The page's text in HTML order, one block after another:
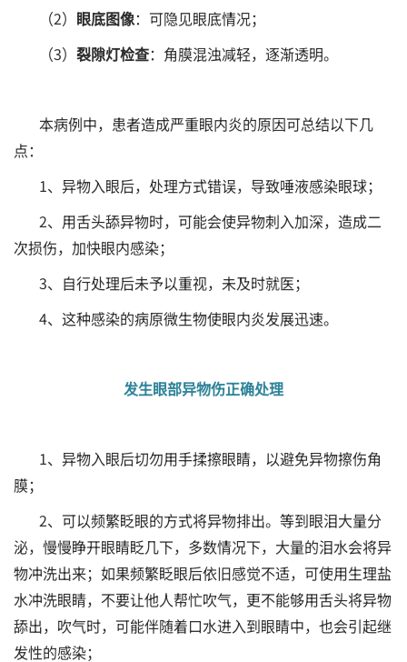
（2） 眼底图像：可隐见眼底情况；
（3） 裂隙灯检查：角膜混浊减轻，逐渐透明。
本病例中，患者造成严重眼内炎的原因可总结以下几
点：
1、异物入眼后，处理方式错误，导致唾液感染眼球；
2、用舌头舔异物时，可能会使异物刺入加深，造成二
次损伤，加快眼内感染；
3、自行处理后未予以重视，未及时就医；
4、这种感染的病原微生物使眼内炎发展迅速。
发生眼部异物伤正确处理
1、异物入眼后切勿用手揉擦眼睛，以避免异物擦伤角
膜；
2、可以频繁眨眼的方式将异物排出。等到眼泪大量分
泌，慢慢睁开眼睛眨几下，多数情况下，大量的泪水会将异
物冲洗出来；如果频繁眨眼后依旧感觉不适，可使用生理盐
水冲洗眼睛，不要让他人帮忙吹气，更不能够用舌头将异物
舔出，吹气时，可能伴随着口水进入到眼睛中，也会引起继
发性的感染；